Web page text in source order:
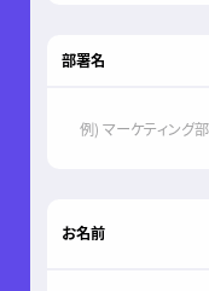
部署名
お名前